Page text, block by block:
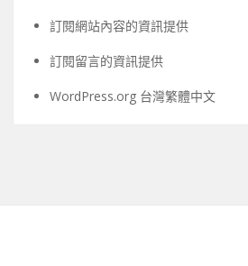
訂閱網站內容的資訊提供
訂閱留言的資訊提供
WordPress.org 台灣繁體中文